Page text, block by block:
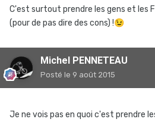
C'est surtout prendre les gens et les
(pour de pas dire des cons) !😉
Michel PENNETEAU
Posté le 9 août 2015
Je ne vois pas en quoi c'est prendre